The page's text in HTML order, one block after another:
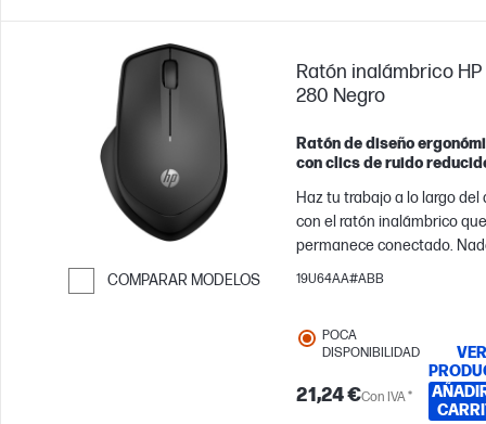
COMPARAR MODELOS
Ratón inalámbrico HP
280 Negro
Ratón de diseño
con clics de ruido
Haz tu trabajo a lo largo del
con el ratón inalámbrico que
permanece conectado.
parará tu productividad
18 meses[1]. Y gracias al clic
silencioso, sentarás lo
hacer clic pero sin escuchar
ruido. Además, gracias a la
19U64AA#ABB
POCA
DISPONIBILIDAD
21,24 €Con IVA *
VER